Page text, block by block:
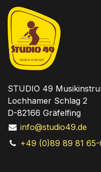
STUDIO 49
Lochhamer Schlag 2
D-82166 Gräfelfing
info@studio49.de
+49 (0)89 89 81 65-